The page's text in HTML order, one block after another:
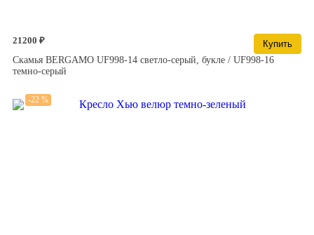
21200 ₽
Купить
Скамья BERGAMO UF998-14 светло-серый, букле / UF998-16
темно-серый
-22 %